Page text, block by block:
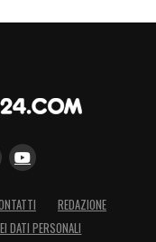
REDAZIONE
DATI PERSONALI